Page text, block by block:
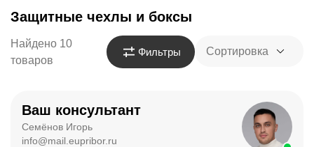
Защитные чехлы и боксы
Найдено 10
товаров
Фильтры Сортировка
Ваш консультант
Семёнов Игорь
info@mail.eupribor.ru